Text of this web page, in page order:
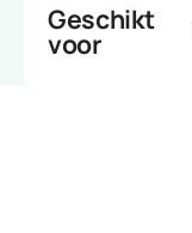
Geschikt
voor